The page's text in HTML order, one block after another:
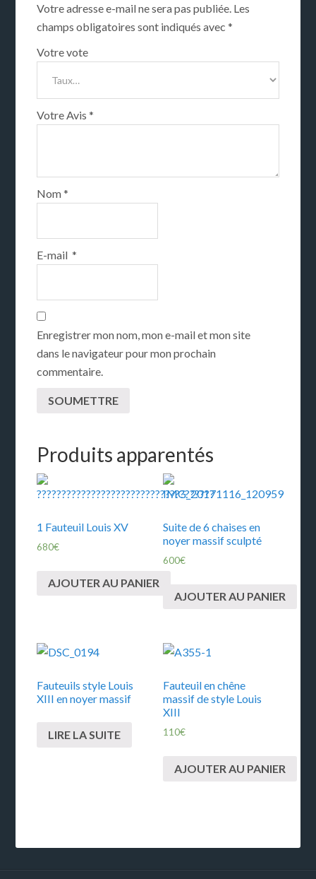
Votre adresse e-mail ne sera pas publiée. Les
champs obligatoires sont indiqués avec*
Votre vote
Votre Avis*
Nom*
E-mail*
Enregistrer mon nom, mon e-mail et mon site
dans le navigateur pour mon prochain
commentaire.
Produits apparentés
1 Fauteuil Louis XV
680€
AJOUTER AU PANIER
Suite de 6 chaises en
noyer massif sculpté
600€
AJOUTER AU PANIER
Fauteuils style Louis
XIII en noyer massif
LIRE LA SUITE
Fauteuil en chêne
massif de style Louis
XIII
110€
AJOUTER AU PANIER